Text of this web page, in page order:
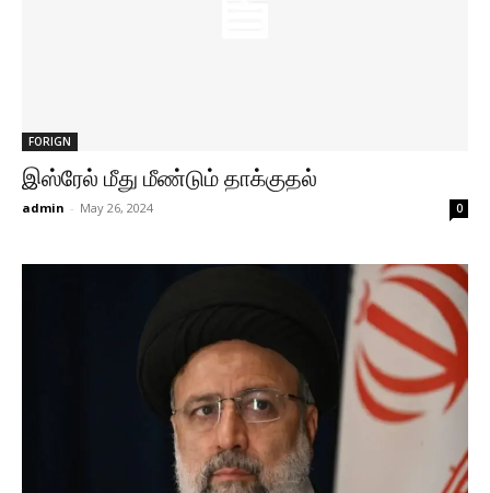
FORIGN
இஸ்ரேல் மீது மீண்டும் தாக்குதல்
admin - May 26, 2024 0